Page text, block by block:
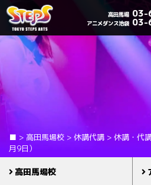
高田馬場 03-
アニメダンス池袋 03-
■ > 高田馬場校 > 休講代講 > 休講・代
月9日）
高田馬場校